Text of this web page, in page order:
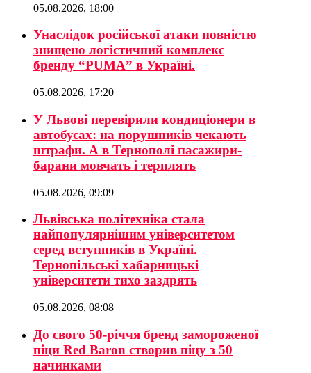
05.08.2026, 18:00
Унаслідок російської атаки повністю
знищено логістичний комплекс
бренду “PUMA” в Україні.
05.08.2026, 17:20
У Львові перевірили кондиціонери в
автобусах: на порушників чекають
штрафи. А в Тернополі пасажири-
барани мовчать і терплять
05.08.2026, 09:09
Львівська політехніка стала
найпопулярнішим університетом
серед вступників в Україні.
Тернопільські хабарницькі
університети тихо заздрять
05.08.2026, 08:08
До свого 50-річчя бренд замороженої
піци Red Baron створив піцу з 50
начинками